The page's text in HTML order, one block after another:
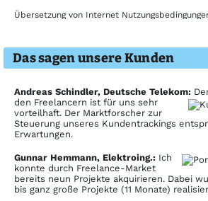
Übersetzung von Internet
━━━━━━━━━━━━━━━━━━━
Buchhaltung, Personalabrechnungen,
Lieferanten
━━━━━━━━━━━━━━━━━━━
Planung, Kalkulation und Baukoordination von
Verteilnetz- und Kundenanlagen
━━━━━━━━━━━━━━━━━━━
Aufbau und Betrieb mehrerer Programm-
Versicherung und Bank
━━━━━━━━━━━━━━━━━━━
Das sagen unsere Kunden
Andreas Schindler, Deutsche Telekom:
den Freelancern ist für uns sehr
vorteilhaft. Der Marktforscher zur
Steuerung unseres Kundentrackings
Erwartungen.
Gunnar Hemmann, Elektroing.: Ich
konnte durch Freelance-Market
bereits neun Projekte akquirieren. Dabei
bis ganz große Projekte (11 Monate)